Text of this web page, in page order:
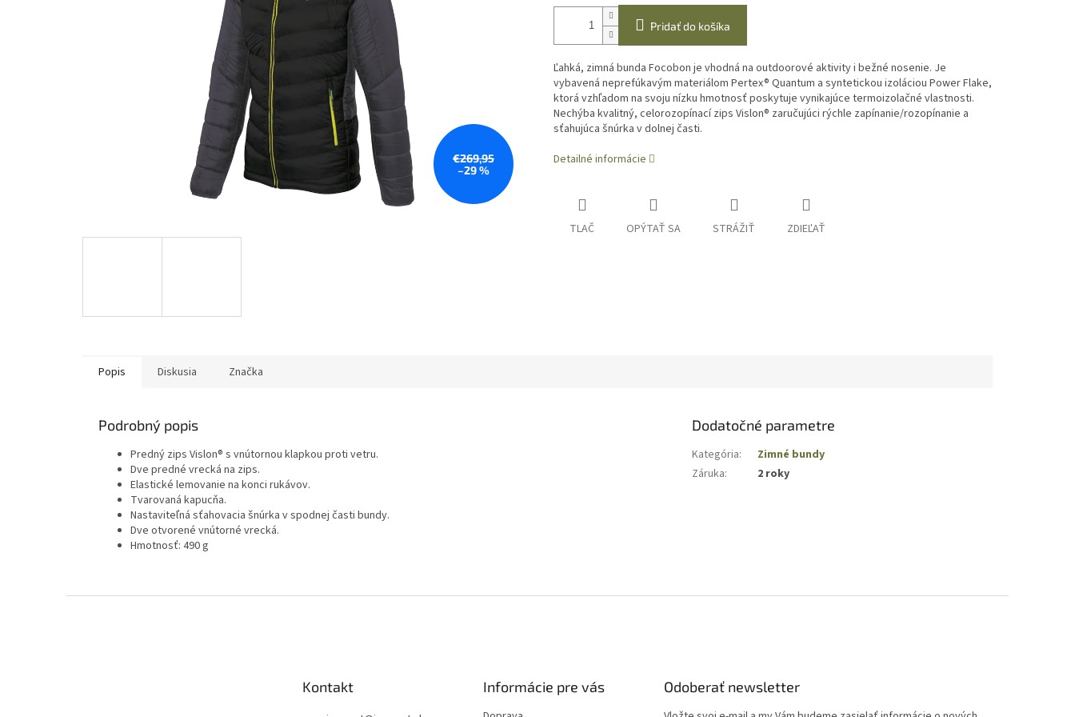
€269,95
–29 %
Pridať do košíka
Ľahká, zimná bunda Focobon je vhodná na outdoorové aktivity i bežné nosenie. Je
vybavená neprefúkavým materiálom Pertex® Quantum a syntetickou izoláciou Power Flake,
ktorá vzhľadom na svoju nízku hmotnosť poskytuje vynikajúce termoizolačné vlastnosti.
Nechýba kvalitný, celorozopínací zips Vislon® zaručujúci rýchle zapínanie/rozopínanie a
sťahujúca šnúrka v dolnej časti.
Detailné informácie
TLAČ OPÝTAŤ SA STRÁŽIŤ ZDIEĽAŤ
Popis Diskusia Značka
Podrobný popis
Predný zips Vislon® s vnútornou klapkou proti vetru.
Dve predné vrecká na zips.
Elastické lemovanie na konci rukávov.
Tvarovaná kapucňa.
Nastaviteľná sťahovacia šnúrka v spodnej časti bundy.
Dve otvorené vnútorné vrecká.
Hmotnosť: 490 g
Dodatočné parametre
Kategória:
Zimné bundy
Záruka: 2 roky
Kontakt Informácie pre vás Odoberať newsletter